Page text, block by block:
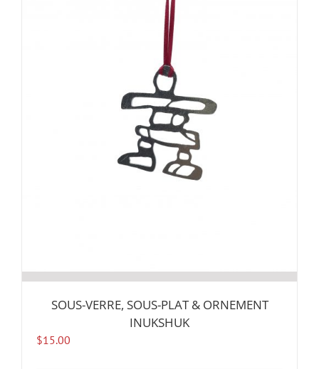
SOUS-VERRE, SOUS-PLAT & ORNEMENT
INUKSHUK
$15.00